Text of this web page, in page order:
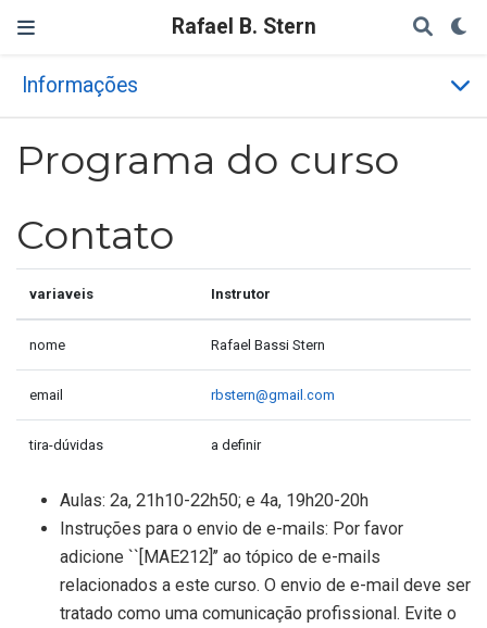
Rafael B. Stern
Informações
Programa do curso
Contato
variaveis Instrutor
nome Rafael Bassi Stern
email rbstern@gmail.com
tira-dúvidas a definir
Aulas: 2a, 21h10-22h50; e 4a, 19h20-20h
Instruções para o envio de e-mails: Por favor
adicione ``[MAE212]’’ ao tópico de e-mails
relacionados a este curso. O envio de e-mail deve ser
tratado como uma comunicação profissional. Evite o